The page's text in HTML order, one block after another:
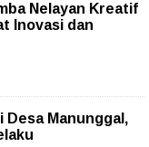
Nelayan Kreatif
Inovasi dan
Desa Manunggal,